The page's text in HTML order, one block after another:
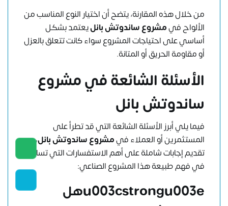
من خلال هذه المقارنة، يتضح أن اختيار النوع المناسب من
الألواح فيمشروع ساندوتش بانليعتمد بشكل
أساسي على احتياجات المشروع سواء كانت تتعلق بالعزل
أو مقاومة الحريق أو المتانة.
الأسئلة الشائعة في مشروع
ساندوتش بانل
فيما يلي أبرز الأسئلة الشائعة التي قد تطرأ على
المستثمرين أو العملاء فيمشروع ساندوتش بانل، مع
تقديم إجابات شاملة على أهم الاستفسارات التي تساهم
في فهم طبيعة هذا المشروع الصناعي:
u003cstrongu003eهل